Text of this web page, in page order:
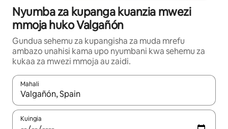
Nyumba za kupanga kuanzia mwezi
mmoja huko Valgañón
Gundua sehemu za kupangisha za muda mrefu
ambazo unahisi kama upo nyumbani kwa sehemu za
kukaa za mwezi mmoja au zaidi.
Mahali
Wakati matokeo yanapatikana, vinjari kwa kutumia vitufe vya
Kuingia